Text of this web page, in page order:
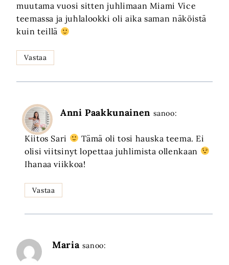
muutama vuosi sitten juhlimaan Miami Vice
teemassa ja juhlalookki oli aika saman näköistä
kuin teillä
Vastaa
Anni Paakkunainen sanoo:
Kiitos Sari
Tämä oli tosi hauska teema. Ei
olisi viitsinyt lopettaa juhlimista ollenkaan
Ihanaa viikkoa!
Vastaa
Maria sanoo: